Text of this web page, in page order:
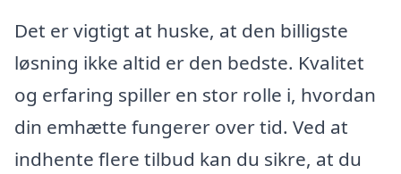
Det er vigtigt at huske, at den billigste
løsning ikke altid er den bedste. Kvalitet
og erfaring spiller en stor rolle i, hvordan
din emhætte fungerer over tid. Ved at
indhente flere tilbud kan du sikre, at du